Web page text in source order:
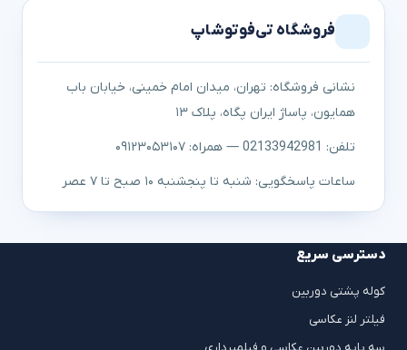
فروشگاه تی‌فوتوشاپ
نشانی فروشگاه: تهران، میدان امام خمینی، خیابان باب
همایون، پاساژ ایران پگاه، پلاک ۱۳
تلفن: 02133942981 — همراه: ۰۹۱۲۳۰۵۳۱۰۷
ساعات پاسخگویی: شنبه تا پنجشنبه ۱۰ صبح تا ۷ عصر
دسترسی سریع
کوله پشتی دوربین
فیلتر لنز عکاسی